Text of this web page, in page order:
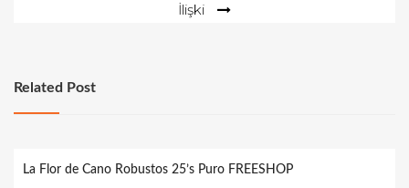
İlişki
Related Post
La Flor de Cano Robustos 25’s Puro FREESHOP